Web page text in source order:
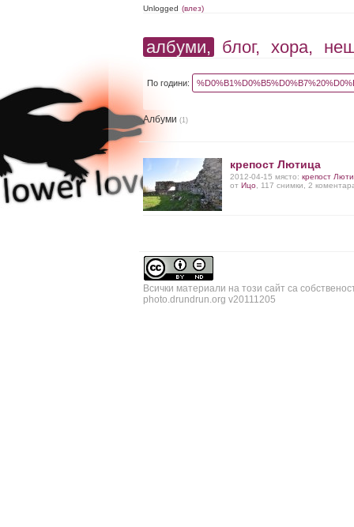
Unlogged (влез)
албуми, блог, хора,
По години:
Албуми(1)
крепост Лютица
2012-04-15 място:крепост
отИцо , 117 снимки, 2
Всички материали на този сайт са
photo.drundrun.org v20111205